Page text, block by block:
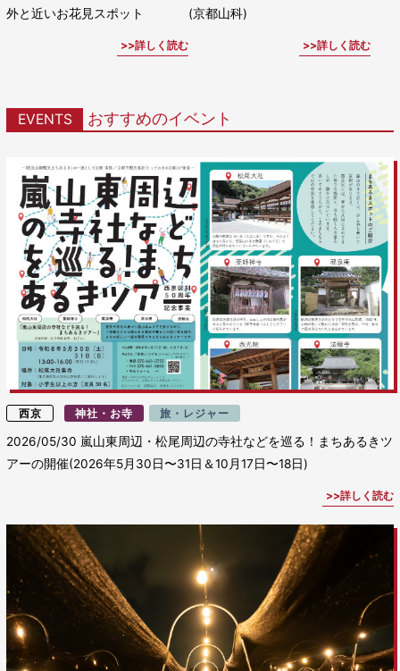
外と近いお花見スポット
詳しく読む
(京都山科)
詳しく読む
EVENTS おすすめのイベント
西京 神社・お寺 旅・レジャー
2026/05/30 嵐山東周辺・松尾周辺の寺社などを巡る！まちあるきツ
アーの開催(2026年5月30日〜31日＆10月17日〜18日)
詳しく読む